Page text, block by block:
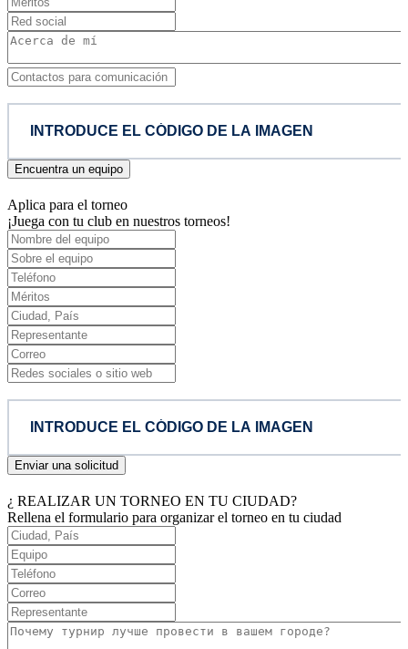
Encuentra un equipo
Aplica para el torneo
¡Juega con tu club en nuestros torneos!
Enviar una solicitud
¿ REALIZAR UN TORNEO EN TU CIUDAD?
Rellena el formulario para organizar el torneo en tu ciudad